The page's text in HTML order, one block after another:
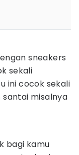
sneakers
sekali
ini cocok sekali
misalnya
bagi kamu